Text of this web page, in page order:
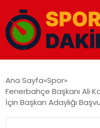
GÜNDEM
Ana Sayfa Spor
Fenerbahçe Başkanı Ali
İçin Başkan Adaylığı